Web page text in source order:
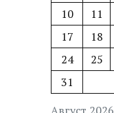
10
11
17
18
24
25
31